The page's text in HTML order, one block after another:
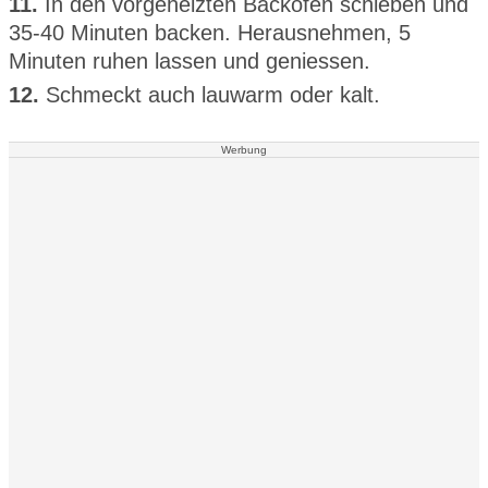
35-40 Minuten backen. Herausnehmen, 5
Minuten ruhen lassen und geniessen.
12. Schmeckt auch lauwarm oder kalt.
Werbung